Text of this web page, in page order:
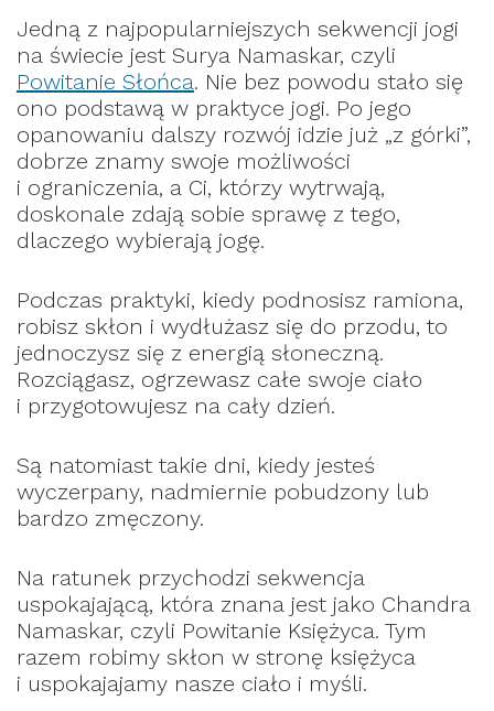
Jedną z najpopularniejszych sekwencji jogi
na świecie jest Surya Namaskar, czyli
Powitanie Słońca. Nie bez powodu stało się
ono podstawą w praktyce jogi. Po jego
opanowaniu dalszy rozwój idzie już „z górki”,
dobrze znamy swoje możliwości
i ograniczenia, a Ci, którzy wytrwają,
doskonale zdają sobie sprawę z tego,
dlaczego wybierają jogę.
Podczas praktyki, kiedy podnosisz ramiona,
robisz skłon i wydłużasz się do przodu, to
jednoczysz się z energią słoneczną.
Rozciągasz, ogrzewasz całe swoje ciało
i przygotowujesz na cały dzień.
Są natomiast takie dni, kiedy jesteś
wyczerpany, nadmiernie pobudzony lub
bardzo zmęczony.
Na ratunek przychodzi sekwencja
uspokajającą, która znana jest jako Chandra
Namaskar, czyli Powitanie Księżyca. Tym
razem robimy skłon w stronę księżyca
i uspokajajamy nasze ciało i myśli.